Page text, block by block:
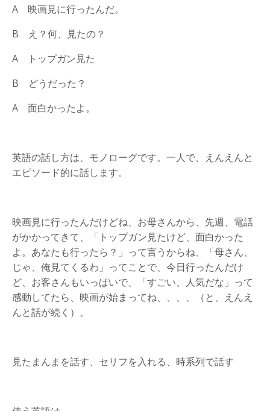
A 映画見に行ったんだ。
B え？何、見たの？
A トップガン見た
B どうだった？
A 面白かったよ。
英語の話し方は、モノローグです。一人で、えんえんと
エピソード的に話します。
映画見に行ったんだけどね、お母さんから、先週、電話
がかかってきて、「トップガン見たけど、面白かった
よ。あなたも行ったら？」って言うからね、「母さん、
じゃ、俺見てくるわ」ってことで、今日行ったんだけ
ど、お客さんもいっぱいで、「すごい、人気だな」って
感動してたら、映画が始まってね、、、、（と、えんえ
んと話が続く）。
見たまんまを話す、セリフを入れる、時系列で話す